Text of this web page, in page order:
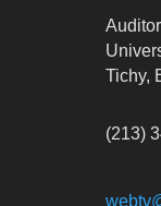
Tichy,
(213)